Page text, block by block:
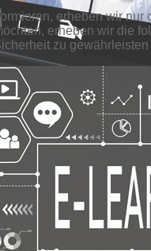
erheben wir
erheben wir die
zu